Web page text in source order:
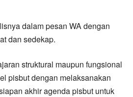
dalam pesan WA dengan
dan sedekap.
struktural maupun fungsional
pisbut dengan melaksanakan
akhir agenda pisbut untuk